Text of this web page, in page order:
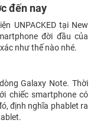
đến nay
UNPACKED tại New
đời đầu của
như thế nào nhé.
Galaxy Note. Thời
chiếc smartphone có
định nghĩa phablet ra